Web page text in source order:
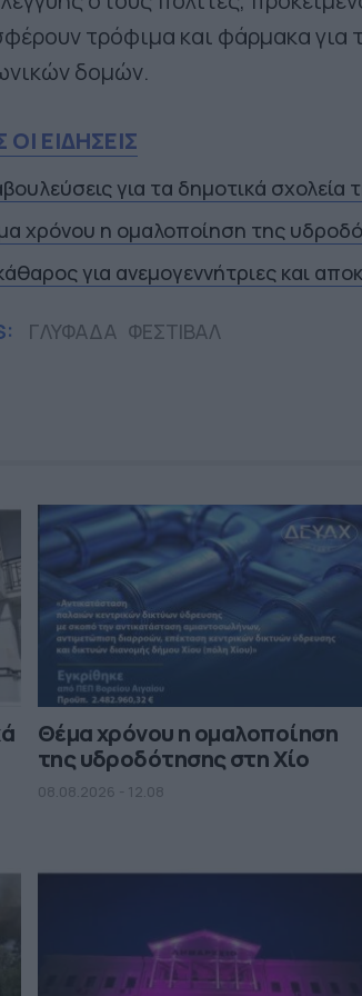
τρόφιμα και φάρμακα για
δομών.
ΕΙΔΗΣΕΙΣ
για τα δημοτικά σχολεία
χρόνου η ομαλοποίηση της
για ανεμογεννήτριες και
ΓΛΥΦΑΔΑ ΦΕΣΤΙΒΑΛ
Θέμα χρόνου η ομαλοποίηση
της υδροδότησης στη Χίο
08.08.2026 - 12.08